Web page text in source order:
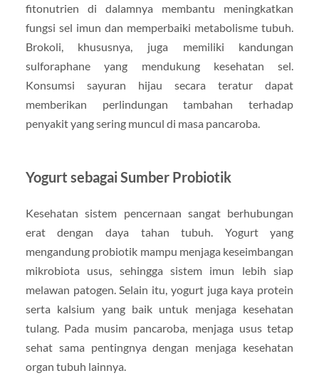
fitonutrien di dalamnya membantu meningkatkan
fungsi sel imun dan memperbaiki metabolisme tubuh.
Brokoli, khususnya, juga memiliki kandungan
sulforaphane yang mendukung kesehatan sel.
Konsumsi sayuran hijau secara teratur dapat
memberikan perlindungan tambahan terhadap
penyakit yang sering muncul di masa pancaroba.
Yogurt sebagai Sumber Probiotik
Kesehatan sistem pencernaan sangat berhubungan
erat dengan daya tahan tubuh. Yogurt yang
mengandung probiotik mampu menjaga keseimbangan
mikrobiota usus, sehingga sistem imun lebih siap
melawan patogen. Selain itu, yogurt juga kaya protein
serta kalsium yang baik untuk menjaga kesehatan
tulang. Pada musim pancaroba, menjaga usus tetap
sehat sama pentingnya dengan menjaga kesehatan
organ tubuh lainnya.